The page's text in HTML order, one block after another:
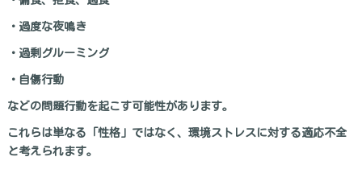
・過度な夜鳴き
・過剰グルーミング
・自傷行動
などの問題行動を起こす可能性があります。
これらは単なる「性格」ではなく、環境ストレスに対する適応不全
と考えられます。